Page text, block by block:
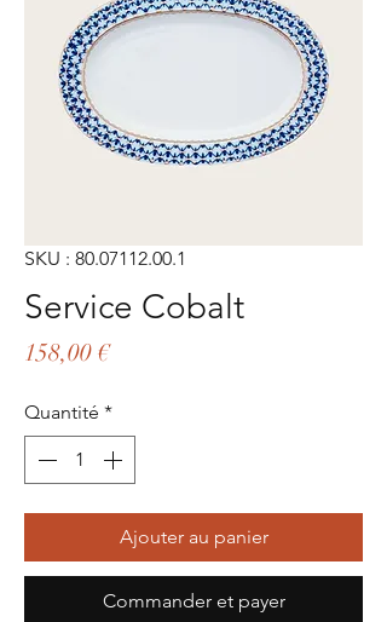
SKU : 80.07112.00.1
Service Cobalt
158,00 €Prix
Quantité *
Ajouter au panier
Commander et payer